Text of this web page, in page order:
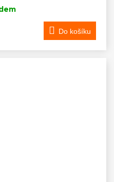
Do košíku